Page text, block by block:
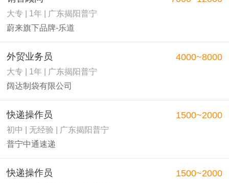
大专 | 1年 | 广东揭阳普宁
蔚来旗下品牌-乐道
外贸业务员
大专 | 1年 | 广东揭阳普宁
阔达制袋有限公司
4000~8000
快递操作员
初中 | 无经验 | 广东揭阳普宁
普宁中通速递
1500~2000
快递操作员 1500~2000